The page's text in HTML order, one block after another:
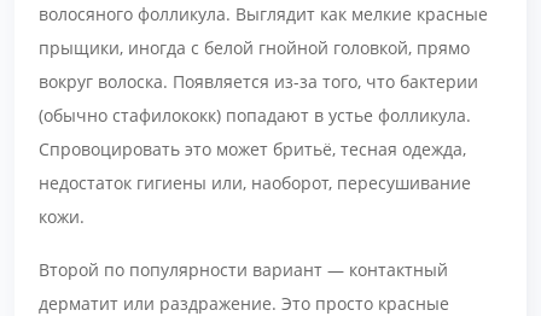
волосяного фолликула. Выглядит как мелкие красные
прыщики, иногда с белой гнойной головкой, прямо
вокруг волоска. Появляется из-за того, что бактерии
(обычно стафилококк) попадают в устье фолликула.
Спровоцировать это может бритьё, тесная одежда,
недостаток гигиены или, наоборот, пересушивание
кожи.
Второй по популярности вариант — контактный
дерматит или раздражение. Это просто красные